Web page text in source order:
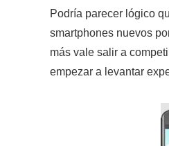
Podría parecer lógico
smartphones nuevos
más vale salir a
empezar a levantar